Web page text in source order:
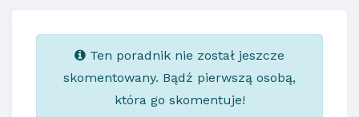
Ten poradnik nie został jeszcze
skomentowany. Bądź pierwszą osobą,
która go skomentuje!